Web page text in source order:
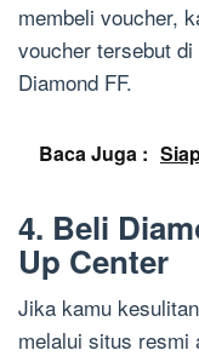
membeli voucher,
voucher tersebut
Diamond FF.
Baca Juga :
4. Beli
Up Center
Jika kamu
melalui situs resmi